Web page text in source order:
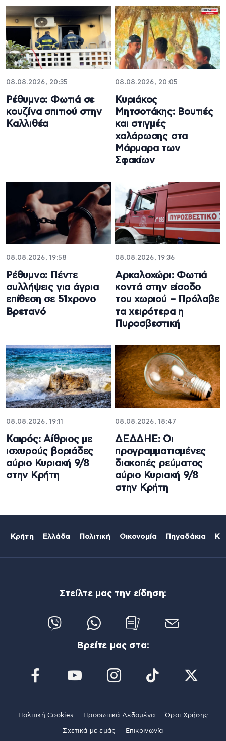
08.08.2026, 20:35
Ρέθυμνο: Φωτιά σε
κουζίνα σπιτιού στην
Καλλιθέα
08.08.2026, 20:05
Κυριάκος
Μητσοτάκης: Βουτιές
και στιγμές
χαλάρωσης στα
Μάρμαρα των
Σφακίων
08.08.2026, 19:58
Ρέθυμνο: Πέντε
συλλήψεις για άγρια
επίθεση σε 51χρονο
Βρετανό
08.08.2026, 19:36
Αρκαλοχώρι: Φωτιά
κοντά στην είσοδο
του χωριού – Πρόλαβε
τα χειρότερα η
Πυροσβεστική
08.08.2026, 19:11
Καιρός: Αίθριος με
ισχυρούς βοριάδες
αύριο Κυριακή 9/8
στην Κρήτη
08.08.2026, 18:47
ΔΕΔΔΗΕ: Oι
προγραμματισμένες
διακοπές ρεύματος
αύριο Κυριακή 9/8
στην Κρήτη
Κρήτη Ελλάδα Πολιτική Οικονομία Πηγαδάκια
Στείλτε μας την είδηση:
Βρείτε μας στα:
Πολιτική Cookies Προσωπικά Δεδομένα Όροι Χρήσης
Σχετικά με εμάς Επικοινωνία